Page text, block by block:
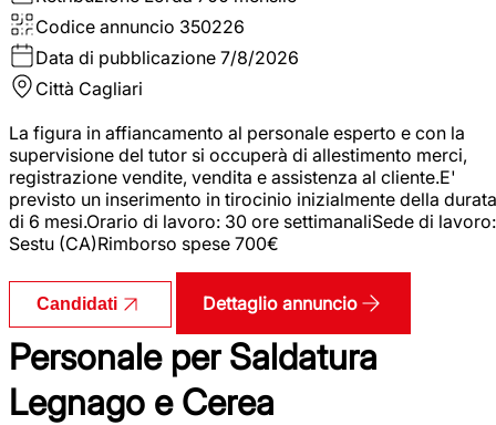
Codice annuncio 350226
Data di pubblicazione 7/8/2026
Città Cagliari
La figura in affiancamento al personale esperto e con la
supervisione del tutor si occuperà di allestimento merci,
registrazione vendite, vendita e assistenza al cliente.E'
previsto un inserimento in tirocinio inizialmente della durata
di 6 mesi.Orario di lavoro: 30 ore settimanaliSede di lavoro:
Sestu (CA)Rimborso spese 700€
Candidati Dettaglio annuncio
Personale per Saldatura
Legnago e Cerea